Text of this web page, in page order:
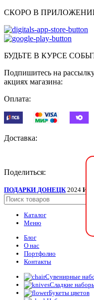
СКОРО В
БУДЬТЕ В КУРСЕ
Подпишитесь на
акциях магазина:
Оплата:
Доставка:
Поделиться:
ПОДАРКИ ДОНЕЦК 2024 ИП
Каталог
Меню
Блог
О нас
Портфолио
Контакты
Сувенирные
Сладкие
Букеты цветов